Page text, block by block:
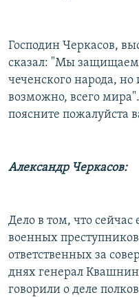
Все сайты РСЕ/РС
Господин Черкасов,
сказал: "Мы защищаем
чеченского народа,
возможно, всего
поясните пожалуйста
Александр Черкасов:
Дело в том, что
военных
ответственных за
днях генерал
говорили о деле